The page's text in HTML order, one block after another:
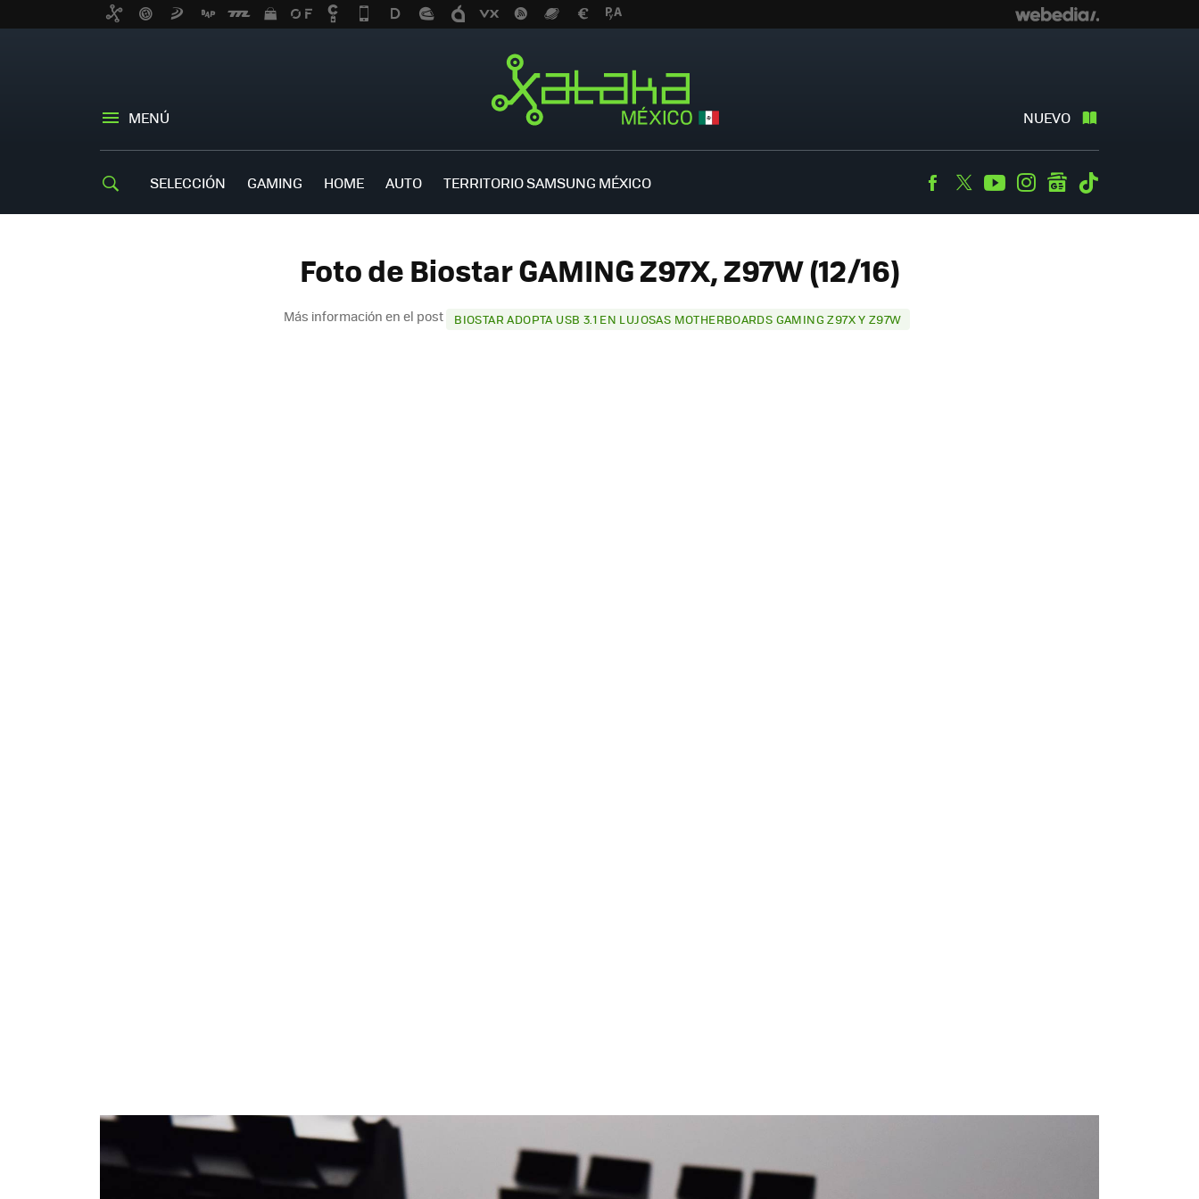
MENÚ NUEVO
SELECCIÓN GAMING HOME AUTO TERRITORIO SAMSUNG MÉXICO Facebook
TwitterYoutubeInstagramgooglenews
Foto de Biostar GAMING Z97X, Z97W (12/16)
Más información en el post BIOSTAR ADOPTA USB 3.1 EN LUJOSAS MOTHERBOARDS GAMING Z97X Y Z97W